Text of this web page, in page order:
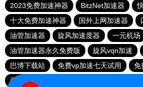
2023免费加速神器
BitzNet加速器
十大免费加速神器
国外上网加速器
油管加速器
旋风加速度器 一元机场
油管加速器永久免费版
旋风vqn加速
巴博下载站
免费vp加速七天试用 免
西柚加速器